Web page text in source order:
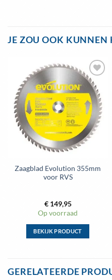
JE ZOU OOK
Toevoegen
aan
wenslijst
Zaagblad Evolution 355mm
voor RVS
€149,95
Op voorraad
BEKIJK PRODUCT
meerdere
GERELATEERDE